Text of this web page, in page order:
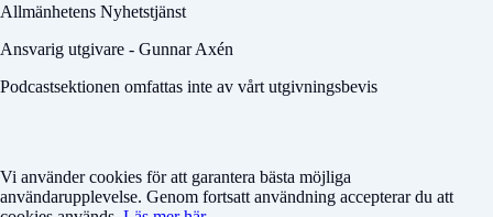
Allmänhetens Nyhetstjänst
Ansvarig utgivare - Gunnar Axén
Podcastsektionen omfattas inte av vårt utgivningsbevis
Vi använder cookies för att garantera bästa möjliga
användarupplevelse. Genom fortsatt användning accepterar du att